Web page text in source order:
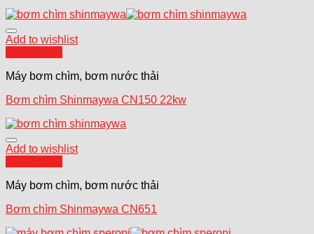
Add to wishlist
Máy bơm chìm, bơm nước thải
Bơm chìm Shinmaywa CN150 22kw
Add to wishlist
Máy bơm chìm, bơm nước thải
Bơm chìm Shinmaywa CN651